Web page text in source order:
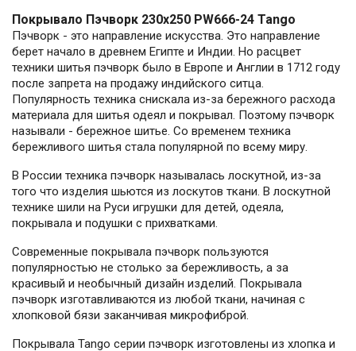
Покрывало Пэчворк 230х250 PW666-24 Tango
Пэчворк - это направление искусства. Это направление
берет начало в древнем Египте и Индии. Но расцвет
техники шитья пэчворк было в Европе и Англии в 1712 году
после запрета на продажу индийского ситца.
Популярность техника снискала из-за бережного расхода
материала для шитья одеял и покрывал. Поэтому пэчворк
называли - бережное шитье. Со временем техника
бережливого шитья стала популярной по всему миру.
В России техника пэчворк называлась лоскутной, из-за
того что изделия шьются из лоскутов ткани. В лоскутной
технике шили на Руси игрушки для детей, одеяла,
покрывала и подушки с прихватками.
Современные покрывала пэчворк пользуются
популярностью не столько за бережливость, а за
красивый и необычный дизайн изделий. Покрывала
пэчворк изготавливаются из любой ткани, начиная с
хлопковой бязи заканчивая микрофиброй.
Покрывала Tango серии пэчворк изготовлены из хлопка и